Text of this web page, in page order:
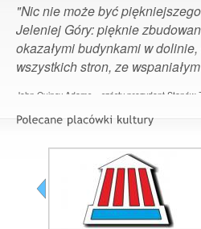
"Nic nie może być
Jeleniej Góry: pięknie
okazałymi budynkami w
wszystkich stron, ze
John Quincy Adams – szósty prezydent Stanów